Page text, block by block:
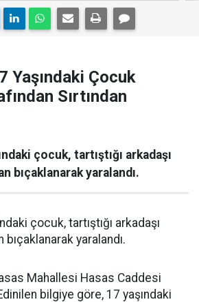
Yaşındaki Çocuk
Sırtından
çocuk, tartıştığı arkadaşı
bıçaklanarak yaralandı.
çocuk, tartıştığı arkadaşı
bıçaklanarak yaralandı.
Mahallesi Hasas Caddesi
bilgiye göre, 17 yaşındaki